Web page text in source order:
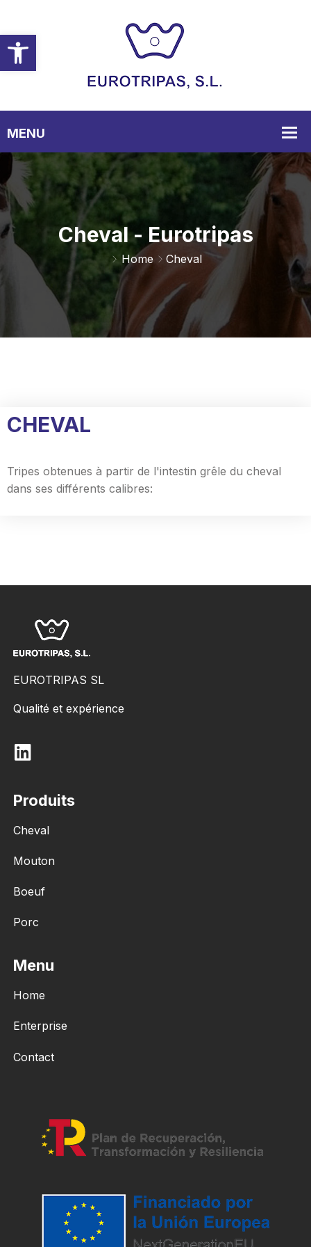
Ouvrir la barre d’outils
Cheval - Eurotripas
Home Cheval
CHEVAL
Tripes obtenues à partir de l'intestin grêle du cheval
dans ses différents calibres:
EUROTRIPAS SL
Qualité et expérience
Produits
Cheval
Mouton
Boeuf
Porc
Menu
Home
Enterprise
Contact